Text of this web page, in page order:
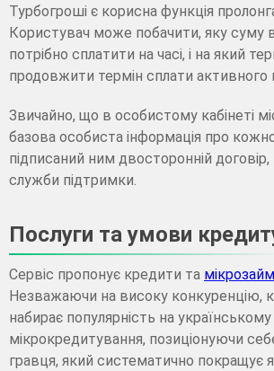
Турбогроші є корисна функція
Користувач може побачити, яку суму
потрібно сплатити на часі, і на який
продовжити термін сплати активного
Звичайно, що в особистому кабінеті
базова особиста інформація про
підписаний ним двосторонній договір,
служби підтримки.
Послуги та умови
Сервіс пропонує кредити та
Незважаючи на високу конкуренцію,
набирає популярність на
мікрокредитування, позиціонуючи
гравця, який систематично покращує